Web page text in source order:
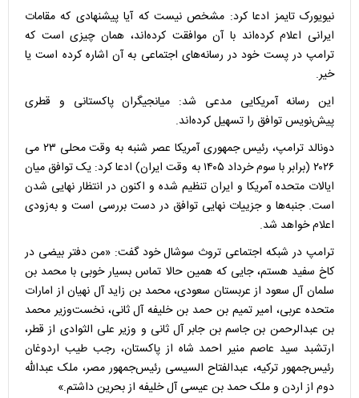
نیویورک تایمز ادعا کرد: مشخص نیست که آیا پیشنهادی که مقامات
ایرانی اعلام کرده‌اند با آن موافقت کرده‌اند، همان چیزی است که
ترامپ در پست خود در رسانه‌های اجتماعی به آن اشاره کرده است یا
خیر.
این رسانه آمریکایی مدعی شد: میانجیگران پاکستانی و قطری
پیش‌نویس توافق را تسهیل کرده‌اند.
دونالد ترامپ، رئیس جمهوری آمریکا عصر شنبه به وقت محلی ۲۳ می
۲۰۲۶ (برابر با سوم خرداد ۱۴۰۵ به وقت ایران) ادعا کرد: یک توافق میان
ایالات متحده آمریکا و ایران تنظیم شده و اکنون در انتظار نهایی شدن
است. جنبه‌ها و جزییات نهایی توافق در دست بررسی است و به‌زودی
اعلام خواهد شد.
ترامپ در شبکه اجتماعی تروث سوشال خود گفت: «من دفتر بیضی در
کاخ سفید هستم، جایی که همین حالا تماس بسیار خوبی با محمد بن
سلمان آل سعود از عربستان سعودی، محمد بن زاید آل نهیان از امارات
متحده عربی، امیر تمیم بن حمد بن خلیفه آل ثانی، نخست‌وزیر محمد
بن عبدالرحمن بن جاسم بن جابر آل ثانی و وزیر علی الثوادی از قطر،
ارتشبد سید عاصم منیر احمد شاه از پاکستان، رجب طیب اردوغان
رئیس‌جمهور ترکیه، عبدالفتاح السیسی رئیس‌جمهور مصر، ملک عبدالله
دوم از اردن و ملک حمد بن عیسی آل خلیفه از بحرین داشتم.»